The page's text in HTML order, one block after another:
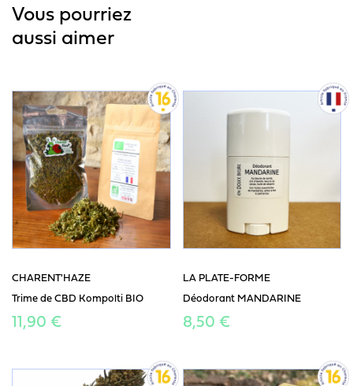
Vous pourriez
aussi aimer
CHARENT'HAZE
Trime de CBD Kompolti BIO
11,90 €
LA PLATE-FORME
Déodorant MANDARINE
8,50 €